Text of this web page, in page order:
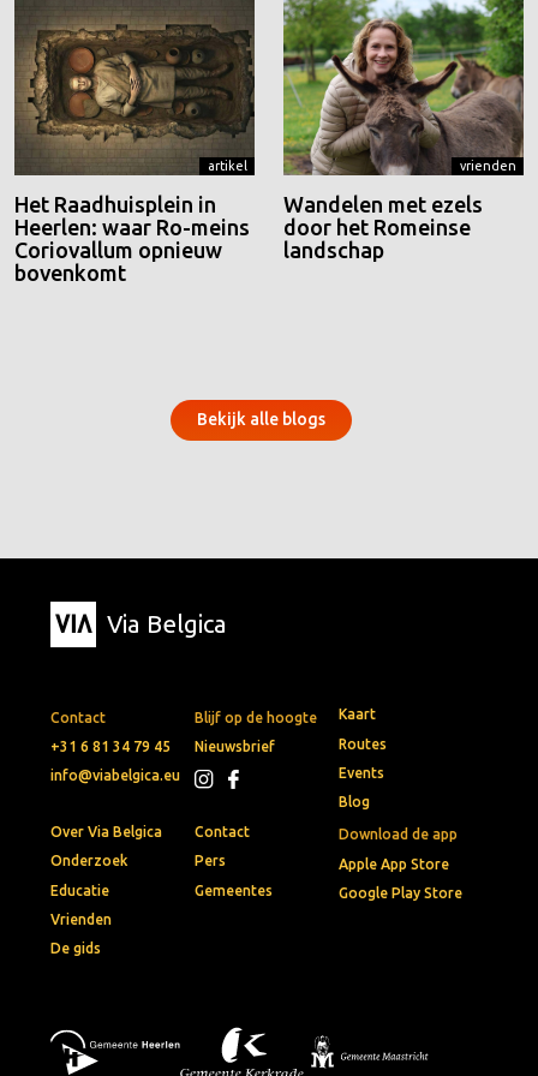
artikel
Het Raadhuisplein in
Heerlen: waar Ro-meins
Coriovallum opnieuw
bovenkomt
vrienden
Wandelen met ezels
door het Romeinse
landschap
Bekijk alle blogs
Via Belgica
Contact
+31 6 81 34 79 45
info@viabelgica.eu
Blijf op de hoogte
Nieuwsbrief
Download de app
Apple App Store
Google Play Store
Kaart
Routes
Events
Blog
Over Via Belgica
Onderzoek
Educatie
Vrienden
De gids
Contact
Pers
Gemeentes